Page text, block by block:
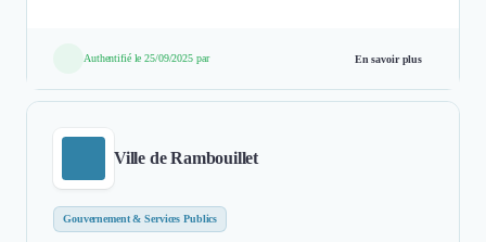
Authentifié le 25/09/2025 par En savoir plus
Ville de Rambouillet
Gouvernement & Services Publics